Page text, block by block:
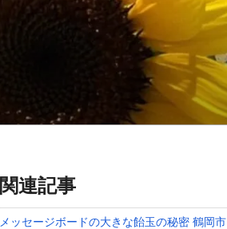
関連記事
メッセージボードの大きな飴玉の秘密 鶴岡市